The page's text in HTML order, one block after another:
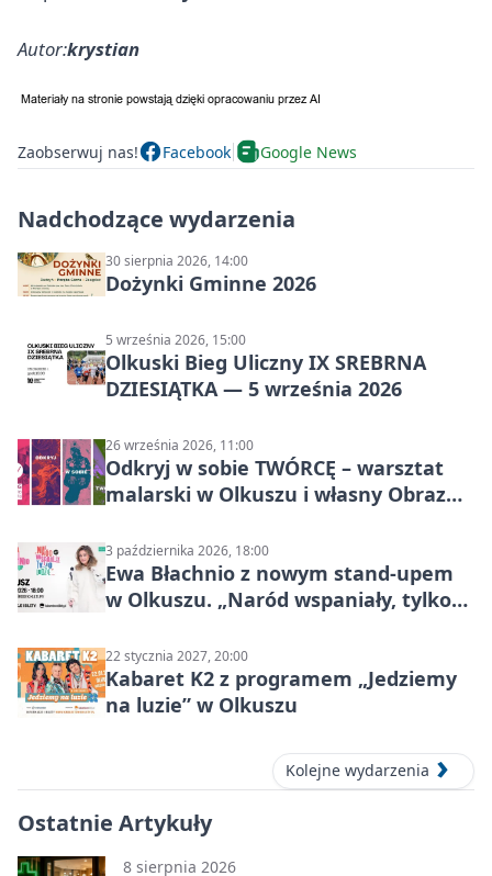
Autor:krystian
Zaobserwuj nas! Facebook Google News
Nadchodzące wydarzenia
30 sierpnia 2026, 14:00
Dożynki Gminne 2026
5 września 2026, 15:00
Olkuski Bieg Uliczny IX SREBRNA
DZIESIĄTKA — 5 września 2026
26 września 2026, 11:00
Odkryj w sobie TWÓRCĘ – warsztat
malarski w Olkuszu i własny Obraz
3 października 2026, 18:00
Ewa Błachnio z nowym stand-upem
w Olkuszu. „Naród wspaniały, tylko
22 stycznia 2027, 20:00
Kabaret K2 z programem „Jedziemy
na luzie” w Olkuszu
Kolejne wydarzenia
Ostatnie Artykuły
8 sierpnia 2026